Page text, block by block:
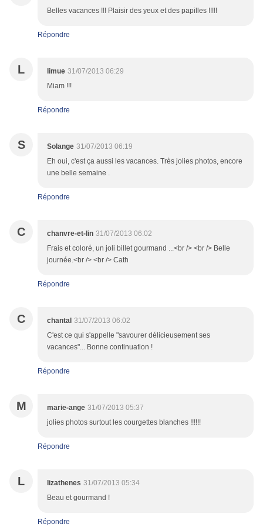
Belles vacances !!! Plaisir des yeux et des papilles !!!!!
Répondre
L limue 31/07/2013 06:29
Miam !!!
Répondre
S Solange 31/07/2013 06:19
Eh oui, c'est ça aussi les vacances. Très jolies photos, encore
une belle semaine .
Répondre
C chanvre-et-lin 31/07/2013 06:02
Frais et coloré, un joli billet gourmand ...<br /> <br /> Belle
journée.<br /> <br /> Cath
Répondre
C chantal 31/07/2013 06:02
C'est ce qui s'appelle "savourer délicieusement ses
vacances"... Bonne continuation !
Répondre
M marie-ange 31/07/2013 05:37
jolies photos surtout les courgettes blanches !!!!!!
Répondre
L lizathenes 31/07/2013 05:34
Beau et gourmand !
Répondre